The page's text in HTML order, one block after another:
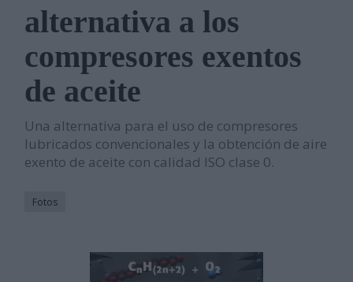
alternativa a los
compresores exentos
de aceite
Una alternativa para el uso de compresores
lubricados convencionales y la obtención de aire
exento de aceite con calidad ISO clase 0.
Fotos